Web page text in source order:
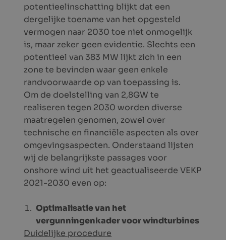
potentieelinschatting blijkt dat een
dergelijke toename van het opgesteld
vermogen naar 2030 toe niet onmogelijk
is, maar zeker geen evidentie. Slechts een
potentieel van 383 MW lijkt zich in een
zone te bevinden waar geen enkele
randvoorwaarde op van toepassing is.
Om de doelstelling van 2,8GW te
realiseren tegen 2030 worden diverse
maatregelen genomen, zowel over
technische en financiële aspecten als over
omgevingsaspecten. Onderstaand lijsten
wij de belangrijkste passages voor
onshore wind uit het geactualiseerde VEKP
2021-2030 even op:
Optimalisatie van het
vergunningenkader voor windturbines
Duidelijke procedure